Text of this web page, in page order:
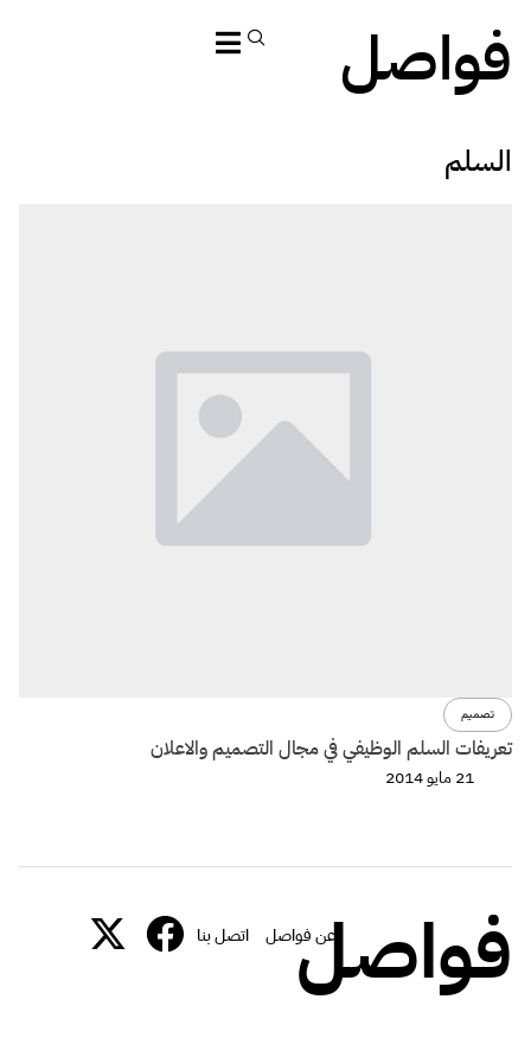
فواصل
السلم
تصميم
تعريفات السلم الوظيفي في مجال التصميم والاعلان
21 مايو 2014
فواصل
عن فواصل اتصل بنا